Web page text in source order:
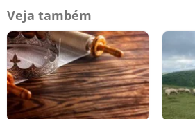
Veja também